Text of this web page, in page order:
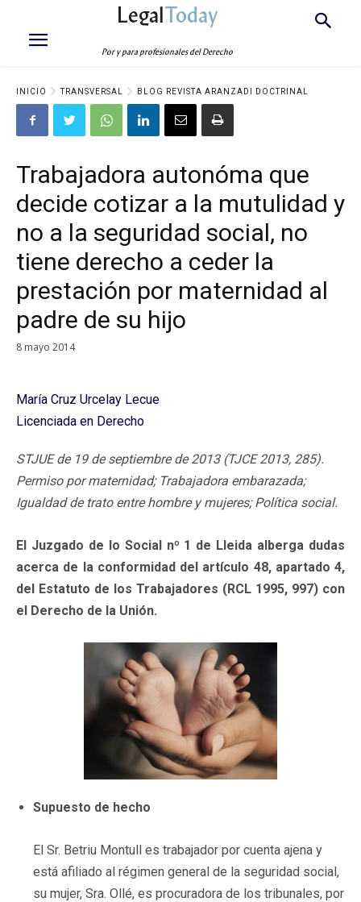
LegalToday
Por y para profesionales del Derecho
INICIO TRANSVERSAL BLOG REVISTA ARANZADI DOCTRINAL
Trabajadora autonóma que
decide cotizar a la mutulidad y
no a la seguridad social, no
tiene derecho a ceder la
prestación por maternidad al
padre de su hijo
8 mayo 2014
María Cruz Urcelay Lecue
Licenciada en Derecho
STJUE de 19 de septiembre de 2013 (TJCE 2013, 285).
Permiso por maternidad; Trabajadora embarazada;
Igualdad de trato entre hombre y mujeres; Política social.
El Juzgado de lo Social nº 1 de Lleida alberga dudas
acerca de la conformidad del artículo 48, apartado 4,
del Estatuto de los Trabajadores (RCL 1995, 997) con
el Derecho de la Unión.
Supuesto de hecho
El Sr. Betriu Montull es trabajador por cuenta ajena y
está afiliado al régimen general de la seguridad social,
su mujer, Sra. Ollé, es procuradora de los tribunales, por